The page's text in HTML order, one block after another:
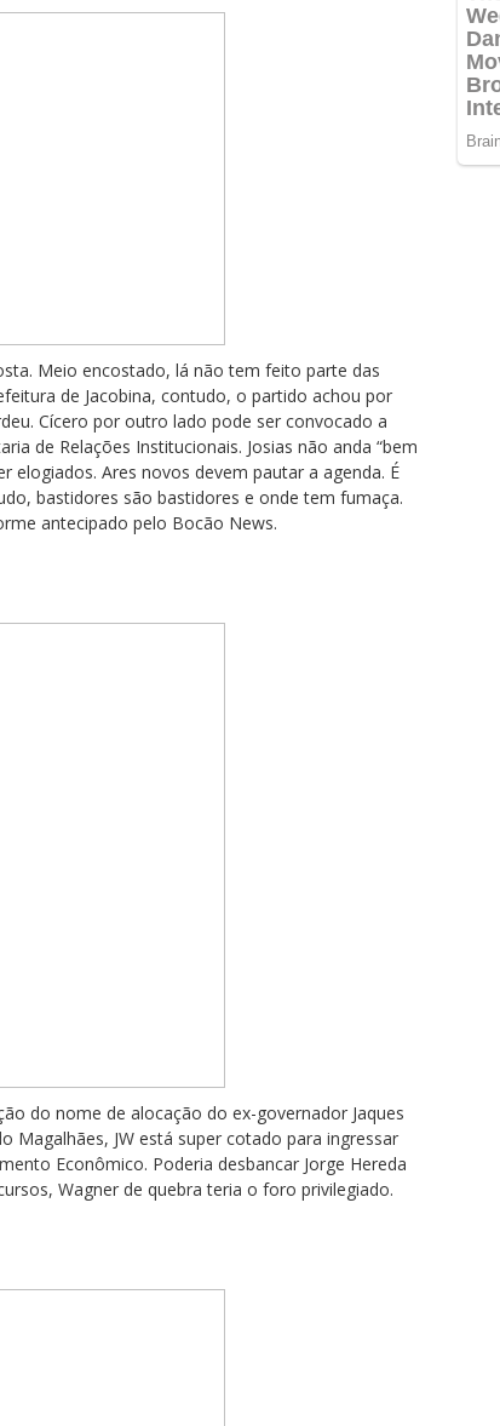
Meio encostado, lá não tem feito parte das
de Jacobina, contudo, o partido achou por
Cícero por outro lado pode ser convocado a
de Relações Institucionais. Josias não anda “bem
elogiados. Ares novos devem pautar a agenda. É
bastidores são bastidores e onde tem fumaça.
antecipado pelo Bocão News.
do nome de alocação do ex-governador Jaques
Magalhães, JW está super cotado para ingressar
Econômico. Poderia desbancar Jorge Hereda
Wagner de quebra teria o foro privilegiado.